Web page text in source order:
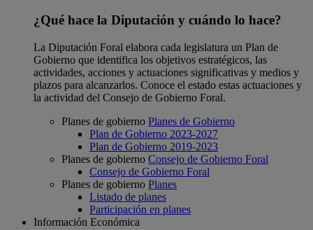
¿Qué hace la Diputación y cuándo lo hace?
La Diputación Foral elabora cada legislatura un Plan de
Gobierno que identifica los objetivos estratégicos, las
actividades, acciones y actuaciones significativas y medios y
plazos para alcanzarlos. Conoce el estado estas actuaciones y
la actividad del Consejo de Gobierno Foral.
Planes de gobierno Planes de Gobierno
Plan de Gobierno 2023-2027
Plan de Gobierno 2019-2023
Planes de gobierno Consejo de Gobierno Foral
Consejo de Gobierno Foral
Planes de gobierno Planes
Listado de planes
Participación en planes
Información Económica